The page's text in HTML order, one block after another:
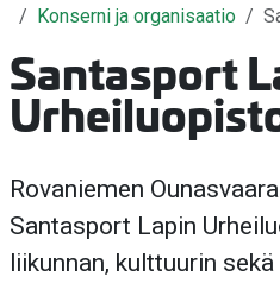
Konserni ja organisaatio
Santasport
Rovaniemen
Santasport Lapin
liikunnan, kulttuurin